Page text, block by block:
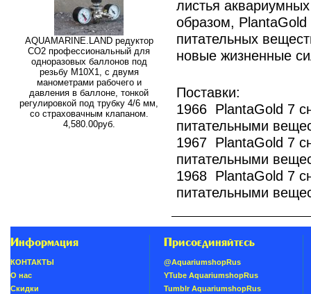
AQUAMARINE.LAND редуктор
СО2 профессиональный для
одноразовых баллонов под
резьбу M10X1, с двумя
манометрами рабочего и
давления в баллоне, тонкой
регулировкой под трубку 4/6 мм,
со страховачным клапаном.
4,580.00руб.
листья
образом,
питательных
новые жизненные
Поставки:
1966 PlantaGold 7
питательными
1967 PlantaGold 7
питательными
1968 PlantaGold 7
питательными
Информация
КОНТАКТЫ
О нас
Скидки
Присоединяйтесь
@AquariumshopRus
YTube AquariumshopRus
Tumblr AquariumshopRus